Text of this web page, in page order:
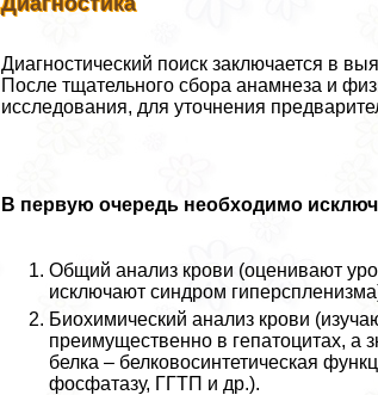
Диагностический поиск заключается в
После тщательного сбора анамнеза и
исследования, для уточнения
В первую очередь необходимо
Общий анализ крови (оценивают
исключают синдром
Биохимический анализ крови
преимущественно в гепатоцитах, а
белка – белковосинтетическая
фосфатазу, ГГТП и др.).